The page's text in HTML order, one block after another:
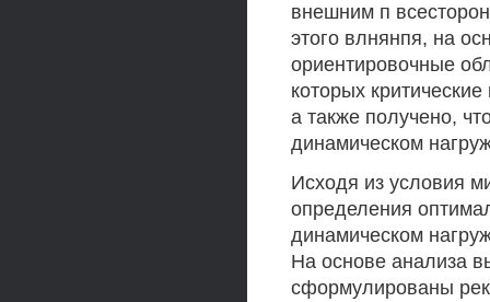
внешним п
этого влнянпя, на
ориентировочные
которых
а также получено,
динамическом
Исходя из условия
определения
динамическом
На основе анализа
сформулированы